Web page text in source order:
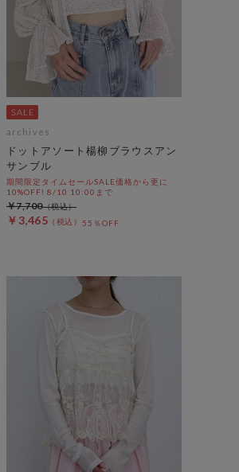
archives
ドットアソート楊柳ブラウスアン
サンブル
期間限定タイムセールSALE価格から更に
10%OFF! 8/10 10:00まで
￥3,465 55％OFF
￥7,700